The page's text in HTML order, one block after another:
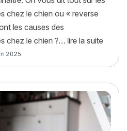
chez le chien ou « reverse
les causes des
chez le chien ?… lire la suite
2025